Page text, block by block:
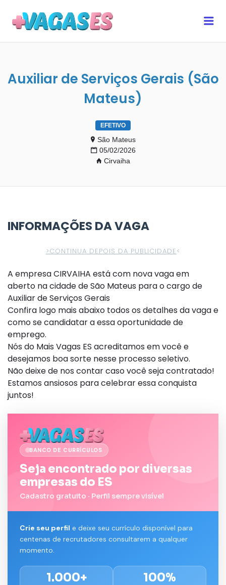
Auxiliar de Serviços Gerais (São
Mateus)
EFETIVO
São Mateus
05/02/2026
Cirvaiha
INFORMAÇÕES DA VAGA
>CONTINUA DEPOIS DA PUBLICIDADE<
A empresa CIRVAIHA está com nova vaga em
aberto na cidade de São Mateus para o cargo de
Auxiliar de Serviços Gerais
Confira logo mais abaixo todos os detalhes da vaga e
como se candidatar a essa oportunidade de
emprego.
Nós do Mais Vagas ES acreditamos em você e
desejamos boa sorte nesse processo seletivo.
Não deixe de nos contar caso você seja contratado!
Estamos ansiosos para celebrar essa conquista
juntos!
BANCO DE CURRÍCULOS
Seja encontrado por diversas
empresas do ES
Cadastro gratuito · Perfil sempre visível
Crie seu perfil e deixe seu currículo disponível para
centenas de recrutadores consultarem a qualquer
momento.
1.000+ 100%